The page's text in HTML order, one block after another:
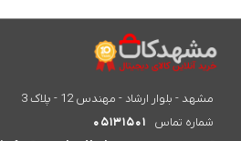
مشهد - بلوار ارشاد - مهندس 12 - پلاک 3
شماره تماس
05131501